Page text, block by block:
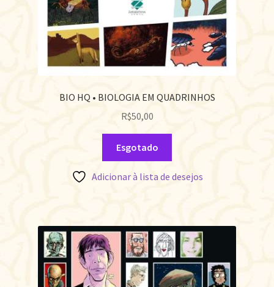
BIO HQ • BIOLOGIA EM QUADRINHOS
R$50,00
Esgotado
Adicionar à lista de desejos